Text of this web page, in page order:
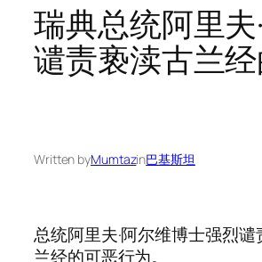
瑞典总统阿里夫
谴责亵渎古兰
Written byMumtazin巴基斯坦
总统阿里夫·阿尔维博士强烈
兰经的可恶行为。